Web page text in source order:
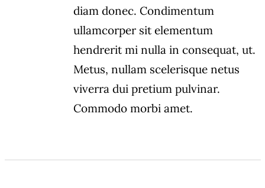
diam donec. Condimentum
ullamcorper sit elementum
hendrerit mi nulla in consequat, ut.
Metus, nullam scelerisque netus
viverra dui pretium pulvinar.
Commodo morbi amet.